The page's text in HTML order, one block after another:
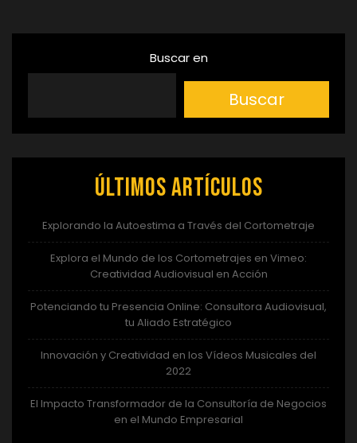
Buscar en
Buscar
Últimos artículos
Explorando la Autoestima a Través del Cortometraje
Explora el Mundo de los Cortometrajes en Vimeo:
Creatividad Audiovisual en Acción
Potenciando tu Presencia Online: Consultora Audiovisual,
tu Aliado Estratégico
Innovación y Creatividad en los Vídeos Musicales del
2022
El Impacto Transformador de la Consultoría de Negocios
en el Mundo Empresarial